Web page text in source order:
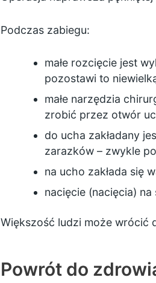
Podczas zabiegu:
małe rozcięcie jest
pozostawi to
małe narzędzia
zrobić przez otwór
do ucha zakładany
zarazków – zwykle
na ucho zakłada się
nacięcie (nacięcia)
Większość ludzi może wrócić
Powrót do